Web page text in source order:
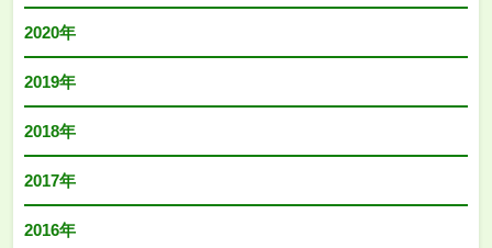
2020年
2019年
2018年
2017年
2016年